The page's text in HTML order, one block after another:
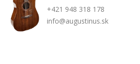
+421 948 318 178
info@augustinus.sk